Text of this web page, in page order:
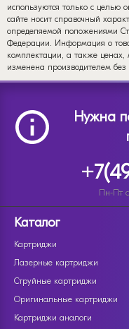
используются только с
сайте носит справочный
определяемой положениями
Федерации. Информация о
комплектации, а также
изменена производителем без
Нужна
Пн-Пт
Каталог
Картриджи
Лазерные картриджи
Струйные картриджи
Оригинальные картриджи
Картриджи аналоги